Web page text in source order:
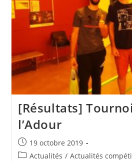
[Résultats]
l’Adour
Publication
publiée :
19 octobre 2019
PostActualités / Actualités